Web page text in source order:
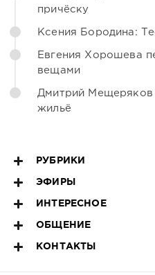
причёску
Ксения Бородина:
Евгения Хорошева
вещами
Дмитрий Мещеряков
жильё
РУБРИКИ
ЭФИРЫ
ИНТЕРЕСНОЕ
ОБЩЕНИЕ
КОНТАКТЫ